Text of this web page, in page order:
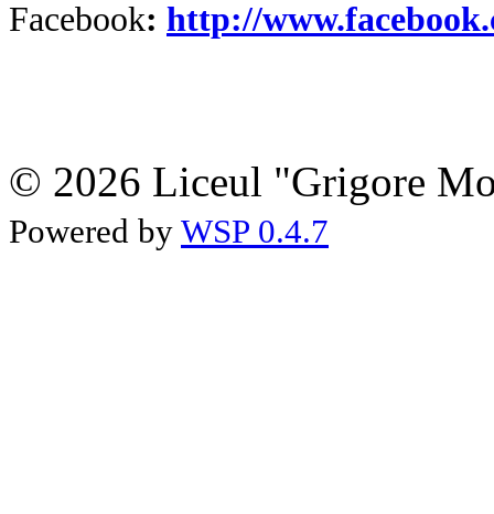
Facebook: http://
© 2026 Liceul "Grigore
Powered by WSP 0.4.7